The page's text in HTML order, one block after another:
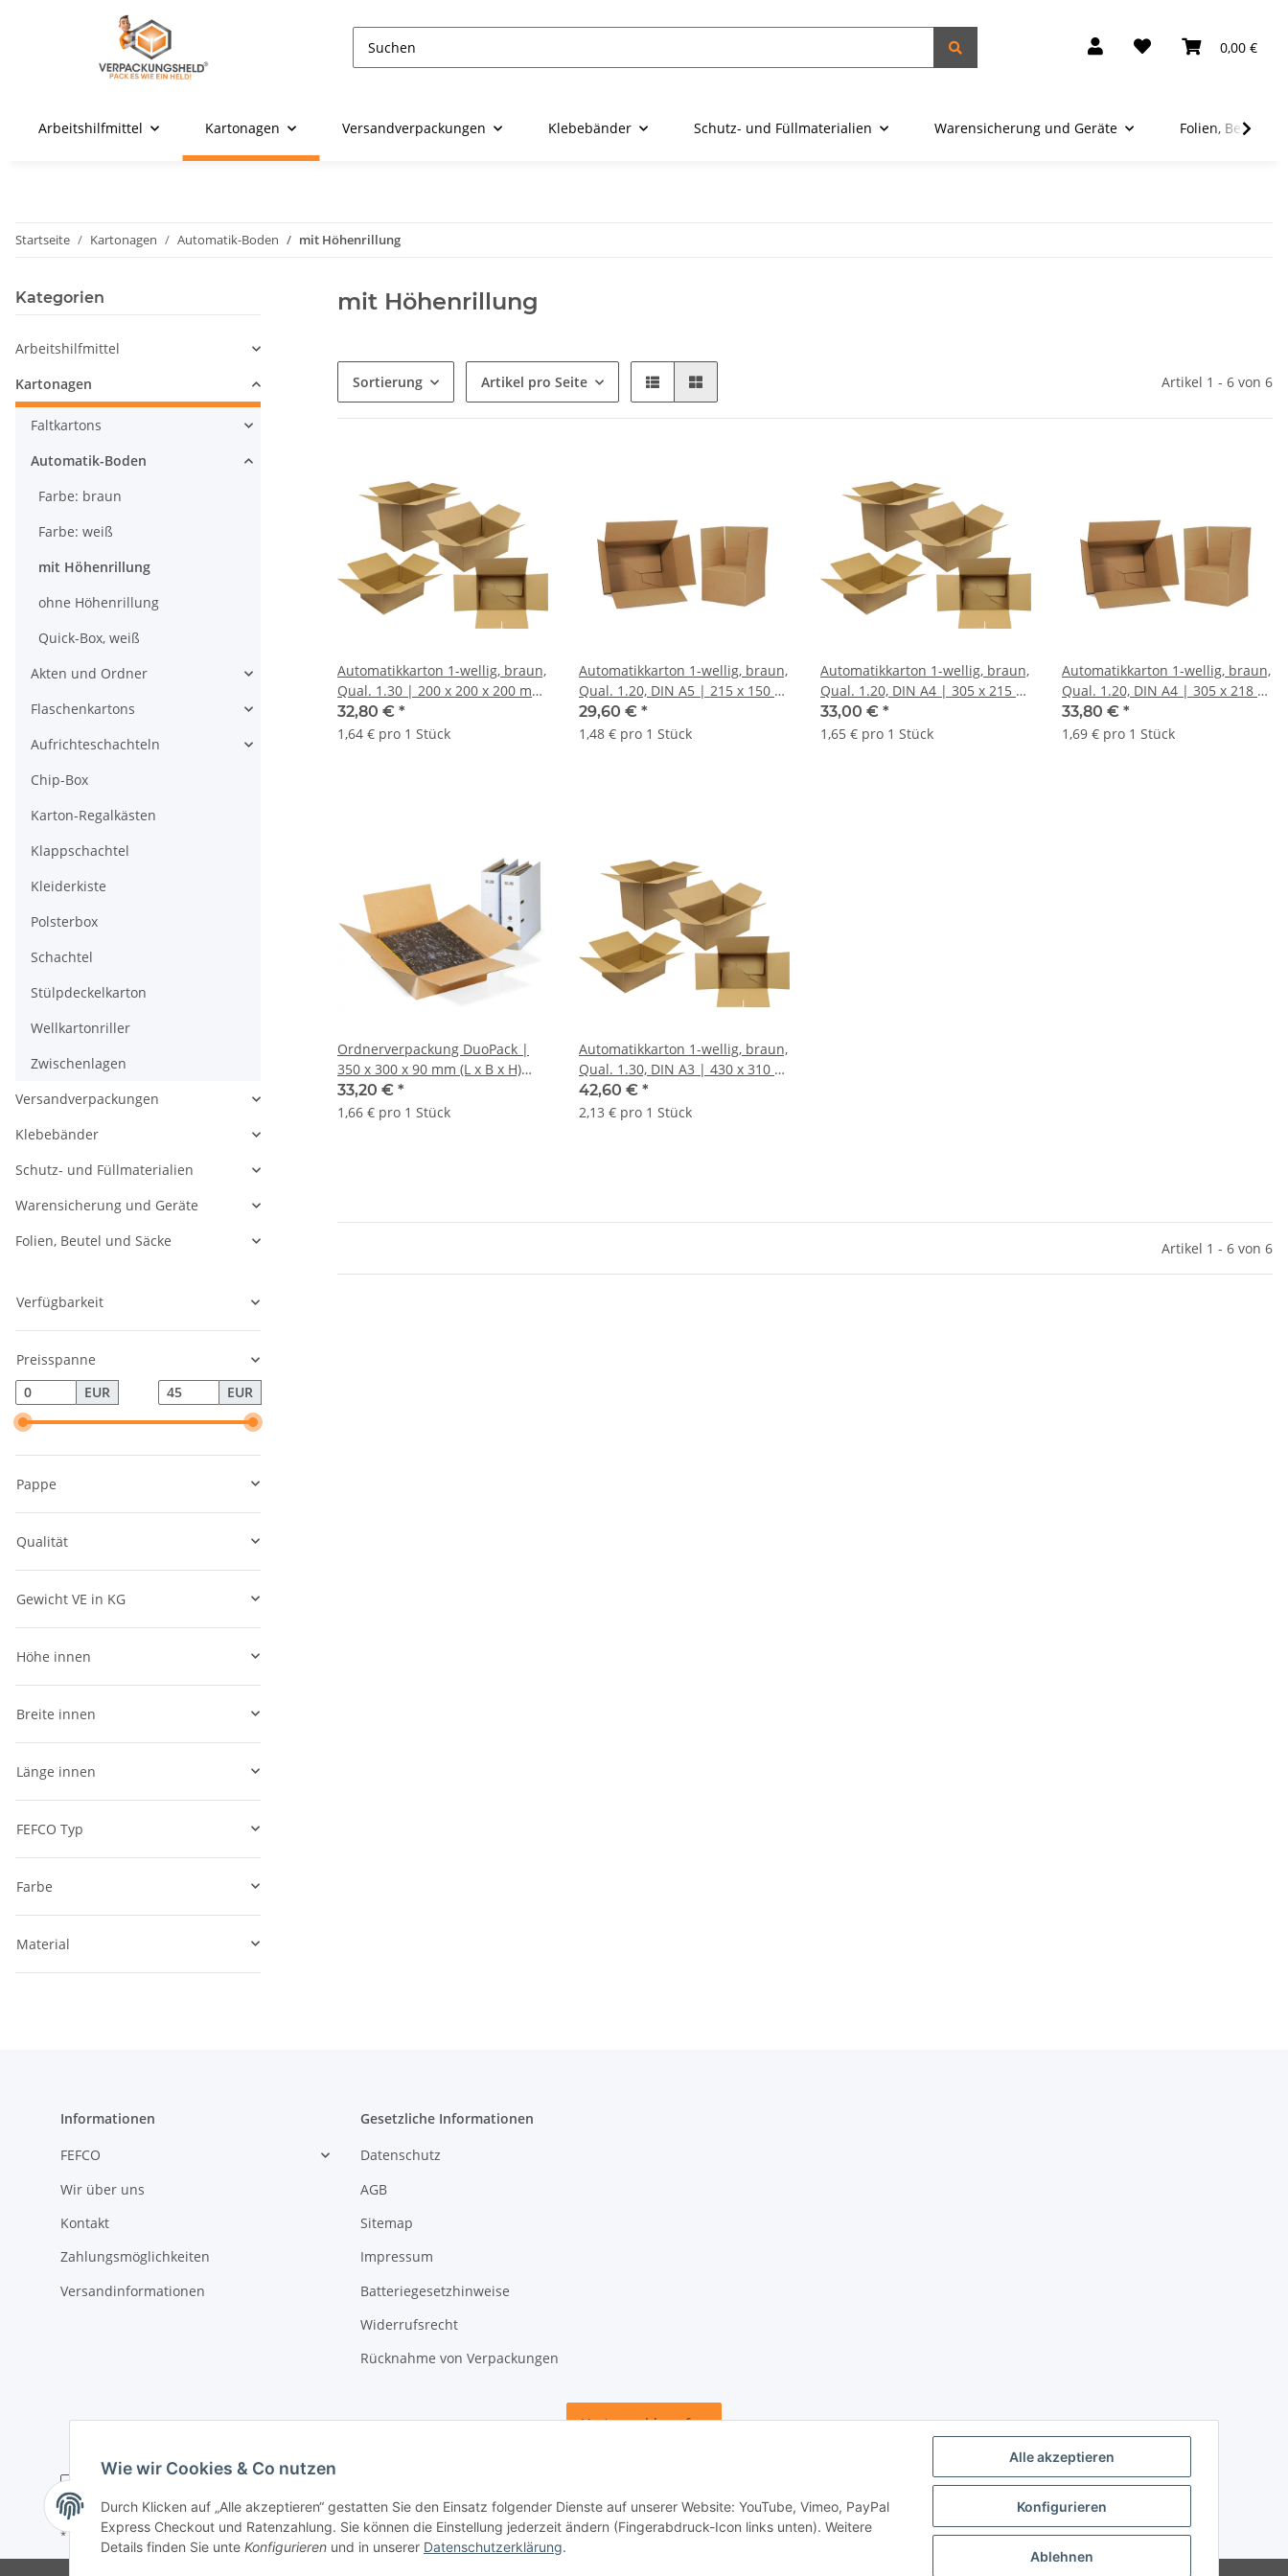
0,00 €
Arbeitshilfmittel Kartonagen Versandverpackungen Klebebänder Schutz- und Füllmaterialien Warensicherung und Geräte Folien, Beutel
Startseite Kartonagen Automatik-Boden mit Höhenrillung
mit Höhenrillung
Sortierung Artikel pro Seite Artikel 1 - 6 von 6
Automatikkarton 1-wellig, braun,
Qual. 1.30 | 200 x 200 x 200 mm
(L x B x H) Innenmaß | VE = 20
Stk.
32,80 € *
1,64 € pro 1 Stück
Automatikkarton 1-wellig, braun,
Qual. 1.20, DIN A5 | 215 x 150 x
140 mm (L x B x H) Innenmaß |
VE = 20 Stk.
29,60 € *
1,48 € pro 1 Stück
Automatikkarton 1-wellig, braun,
Qual. 1.20, DIN A4 | 305 x 215 x
140 mm (L x B x H) Innenmaß |
VE = 20 Stk.
33,00 € *
1,65 € pro 1 Stück
Automatikkarton 1-wellig, braun,
Qual. 1.20, DIN A4 | 305 x 218 x
220 mm (L x B x H) Innenmaß |
VE = 20 Stk.
33,80 € *
1,69 € pro 1 Stück
Ordnerverpackung DuoPack |
350 x 300 x 90 mm (L x B x H)
Innenmaß | VE = 20 Stk.
33,20 € *
1,66 € pro 1 Stück
Automatikkarton 1-wellig, braun,
Qual. 1.30, DIN A3 | 430 x 310 x
360 mm (L x B x H) Innenmaß |
VE = 20 Stk.
42,60 € *
2,13 € pro 1 Stück
Artikel 1 - 6 von 6
Kategorien
Arbeitshilfmittel
Kartonagen
Faltkartons
Automatik-Boden
Farbe: braun
Farbe: weiß
mit Höhenrillung
ohne Höhenrillung
Quick-Box, weiß
Akten und Ordner
Flaschenkartons
Aufrichteschachteln
Chip-Box
Karton-Regalkästen
Klappschachtel
Kleiderkiste
Polsterbox
Schachtel
Stülpdeckelkarton
Wellkartonriller
Zwischenlagen
Versandverpackungen
Klebebänder
Schutz- und Füllmaterialien
Warensicherung und Geräte
Folien, Beutel und Säcke
Verfügbarkeit
Preisspanne
EUR
EUR
Pappe
Qualität
Gewicht VE in KG
Höhe innen
Breite innen
Länge innen
FEFCO Typ
Farbe
Material
Informationen
FEFCO
Wir über uns
Kontakt
Zahlungsmöglichkeiten
Versandinformationen
Gesetzliche Informationen
Datenschutz
AGB
Sitemap
Impressum
Batteriegesetzhinweise
Widerrufsrecht
Rücknahme von Verpackungen
Vertrag widerrufen
* Alle Preise zzgl. gesetzlicher USt., zzgl.Versand
Wie wir Cookies & Co nutzen
Durch Klicken auf „Alle akzeptieren“ gestatten Sie den Einsatz folgender Dienste auf unserer Website: YouTube, Vimeo, PayPal
Express Checkout und Ratenzahlung. Sie können die Einstellung jederzeit ändern (Fingerabdruck-Icon links unten). Weitere
Details finden Sie unte Konfigurieren und in unserer Datenschutzerklärung.
Alle akzeptieren
Konfigurieren
Ablehnen